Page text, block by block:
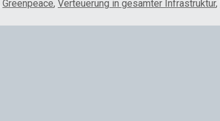
Greenpeace, Verteuerung in gesamter Infrastruktur,